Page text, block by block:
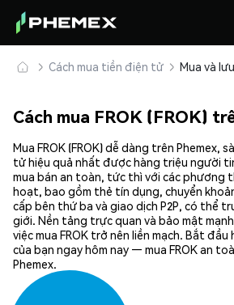
Cách mua tiền điện tử
Cách mua FROK (FROK)
Mua FROK (FROK) dễ dàng trên Phemex,
tử hiệu quả nhất được hàng triệu người
mua bán an toàn, tức thì với các phương
hoạt, bao gồm thẻ tín dụng, chuyển
cấp bên thứ ba và giao dịch P2P, có thể
giới. Nền tảng trực quan và bảo mật mạnh
việc mua FROK trở nên liền mạch. Bắt
của bạn ngay hôm nay — mua FROK an
Phemex.